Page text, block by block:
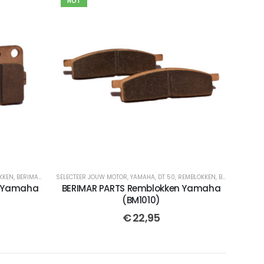
,YZ 65,YZ 80 ,YZ 85
, BERIMAR PARTS ,CROSSMOTOR ONDERDELEN,YZ 65 ,GESINTERDE,YZ 80,
Yamaha
SELECTEER JOUW MOTOR, YAMAHA, DT 50, REMBLOKKEN, BERIMAR PARTS
BERIMAR PARTS Remblokken Yamaha
(BM1010)
€22,95